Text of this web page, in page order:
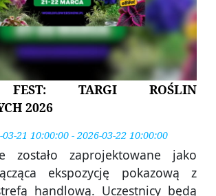
FEST: TARGI ROŚLIN
2026
21 10:00:00 - 2026-03-22 10:00:00
zostało zaprojektowane jako
ekspozycję pokazową z
handlową. Uczestnicy będą